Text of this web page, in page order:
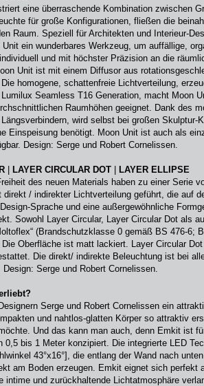
eine überraschende Kombination zwischen
für große Konfigurationen, fließen die
Raum. Speziell für Architekten und Interieur-
Unit ein wunderbares Werkzeug, um auffällige,
und mit höchster Präzision an die
Unit ist mit einem Diffusor aus
homogene, schattenfreie Lichtverteilung,
Seamless T16 Generation, macht Moon
Raumhöhen geeignet. Dank des
wird selbst bei großen Skulptur-
Einspeisung benötigt. Moon Unit ist auch als
Design: Serge und Robert Cornelissen.
LAYER CIRCULAR DOT
LAYER ELLIPSE
des neuen Materials haben zu einer Serie
direkt / indirekter Lichtverteilung geführt, die auf
Sprache und eine außergewöhnliche
Sowohl Layer Circular, Layer Circular Dot als
(Brandschutzklasse 0 gemäß BS 476-6;
Die Oberfläche ist matt lackiert. Layer Circular
Die direkt/ indirekte Beleuchtung ist bei
Serge und Robert Cornelissen.
Serge und Robert Cornelissen ein
und nahtlos-glatten Körper so attraktiv
Und das kann man auch, denn Emkit ist
0,5 bis 1 Meter konzipiert. Die integrierte LED
43°x16°], die entlang der Wand nach
am Boden erzeugen. Emkit eignet sich perfekt
intime und zurückhaltende Lichtatmosphäre